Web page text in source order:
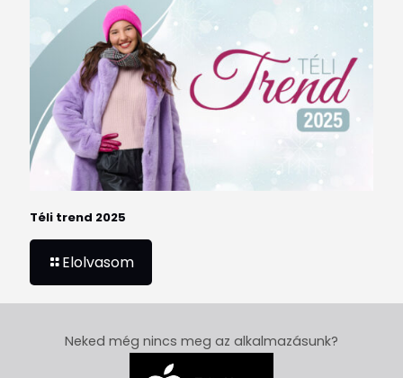
Téli trend 2025
Elolvasom
Neked még nincs meg az alkalmazásunk?